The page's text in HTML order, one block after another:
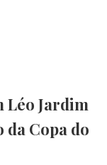
Léo Jardim
da Copa do